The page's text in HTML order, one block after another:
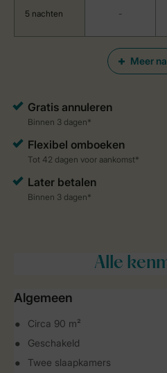
Meer
5 nachten -
Alle
Algemeen
Circa 90 m²
Geschakeld
Twee slaapkamers